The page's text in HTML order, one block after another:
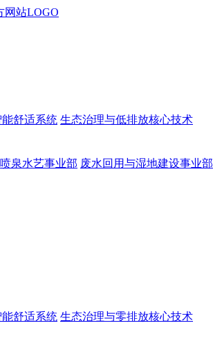
舒适系统 生态治理与低排放核心技术
喷泉水艺事业部 废水回用与湿地建设事业部
舒适系统 生态治理与零排放核心技术